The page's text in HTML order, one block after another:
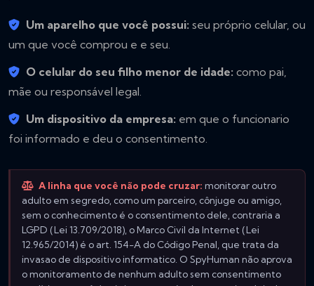
Um aparelho que você possui: seu próprio celular, ou
um que você comprou e e seu.
O celular do seu filho menor de idade: como pai,
mãe ou responsável legal.
Um dispositivo da empresa: em que o funcionario
foi informado e deu o consentimento.
A linha que você não pode cruzar: monitorar outro
adulto em segredo, como um parceiro, cônjuge ou amigo,
sem o conhecimento é o consentimento dele, contraria a
LGPD (Lei 13.709/2018), o Marco Civil da Internet (Lei
12.965/2014) é o art. 154-A do Código Penal, que trata da
invasao de dispositivo informatico. O SpyHuman não aprova
o monitoramento de nenhum adulto sem consentimento